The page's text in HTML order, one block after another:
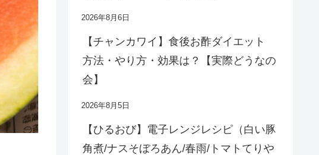
2026年8月6日
【チャンカワイ】食後お酢ダイエット
方法・やり方・効果は？【実際どうなの
会】
2026年8月5日
【ひるおび】電子レンジレシピ（白い豚
角煮/ナスそぼろあん/春雨/トマトてりや